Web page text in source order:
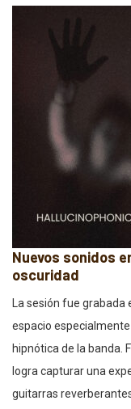
Nuevos sonidos
oscuridad
La sesión fue grabada
espacio
hipnótica de la banda.
logra capturar una
guitarras